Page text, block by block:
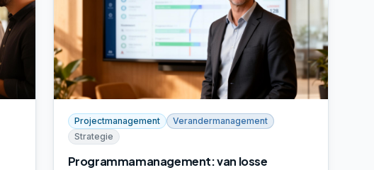
Projectmanagement
Verandermanagement
Strategie
Programmamanagement: van losse